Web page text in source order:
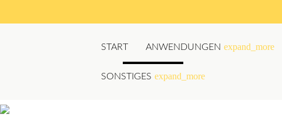
START ANWENDUNGEN expand_more
SONSTIGES expand_more